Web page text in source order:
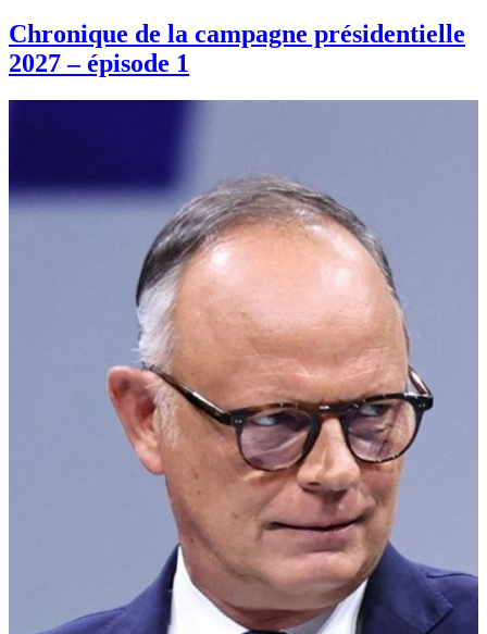
Chronique de la campagne présidentielle
2027 – épisode 1